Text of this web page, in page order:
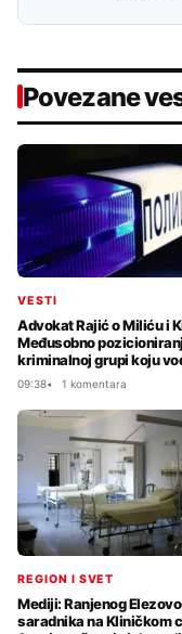
Povezane
VESTI
Advokat Rajić o Miliću i
Međusobno
kriminalnoj grupi koju
09:38 1 komentara
REGION I SVET
Mediji: Ranjenog
saradnika na Kliničkom